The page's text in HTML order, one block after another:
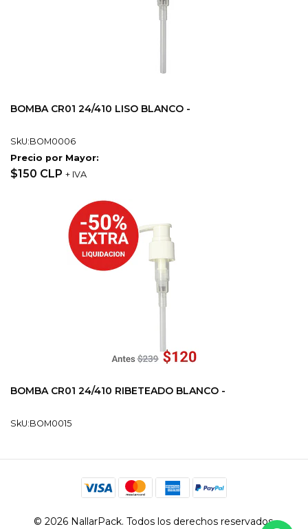
BOMBA CR01 24/410 LISO BLANCO -
SkU:BOM0006
Precio por Mayor:
$150 CLP + IVA
BOMBA CR01 24/410 RIBETEADO BLANCO -
SkU:BOM0015
© 2026 NallarPack. Todos los derechos reservados.